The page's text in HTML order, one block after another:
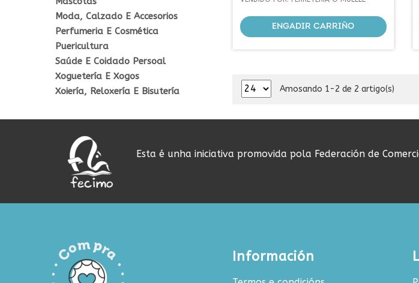
Moda, Calzado E Accesorios
Perfumeria E Cosmética
Puericultura
Saúde E Coidado Persoal
Xoguetería E Xogos
Xoiería, Reloxería E Bisutería
ENGADIR CARRIÑO
Amosando 1-2 de 2 artigo(s)
Esta é unha iniciativa promovida pola Federación de
Información